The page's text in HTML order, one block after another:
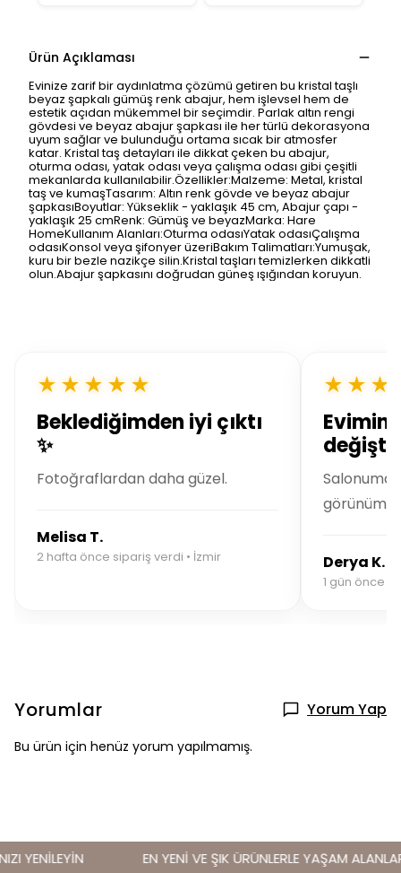
Ürün Açıklaması
Evinize zarif bir aydınlatma çözümü getiren bu kristal taşlı
beyaz şapkalı gümüş renk abajur, hem işlevsel hem de
estetik açıdan mükemmel bir seçimdir. Parlak altın rengi
gövdesi ve beyaz abajur şapkası ile her türlü dekorasyona
uyum sağlar ve bulunduğu ortama sıcak bir atmosfer
katar. Kristal taş detayları ile dikkat çeken bu abajur,
oturma odası, yatak odası veya çalışma odası gibi çeşitli
mekanlarda kullanılabilir.Özellikler:Malzeme: Metal, kristal
taş ve kumaşTasarım: Altın renk gövde ve beyaz abajur
şapkasıBoyutlar: Yükseklik - yaklaşık 45 cm, Abajur çapı -
yaklaşık 25 cmRenk: Gümüş ve beyazMarka: Hare
HomeKullanım Alanları:Oturma odasıYatak odasıÇalışma
odasıKonsol veya şifonyer üzeriBakım Talimatları:Yumuşak,
kuru bir bezle nazikçe silin.Kristal taşları temizlerken dikkatli
olun.Abajur şapkasını doğrudan güneş ışığından koruyun.
★★★★★
Beklediğimden iyi çıktı
✨
Fotoğraflardan daha güzel.
Melisa T.
2 hafta önce sipariş verdi • İzmir
Evimin
Salonuma
görünüm
Derya K.
1 gün önce
Yorumlar Yorum Yap
Bu ürün için henüz yorum yapılmamış.
YENİLEYİN EN YENİ VE ŞIK ÜRÜNLERLE YAŞAM